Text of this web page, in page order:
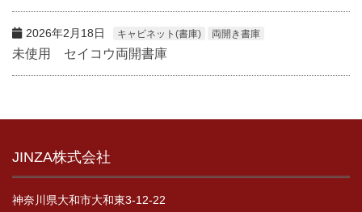
2026年2月18日 キャビネット(書庫) 両開き書庫
未使用 セイコウ両開書庫
JINZA株式会社
神奈川県大和市大和東3-12-22